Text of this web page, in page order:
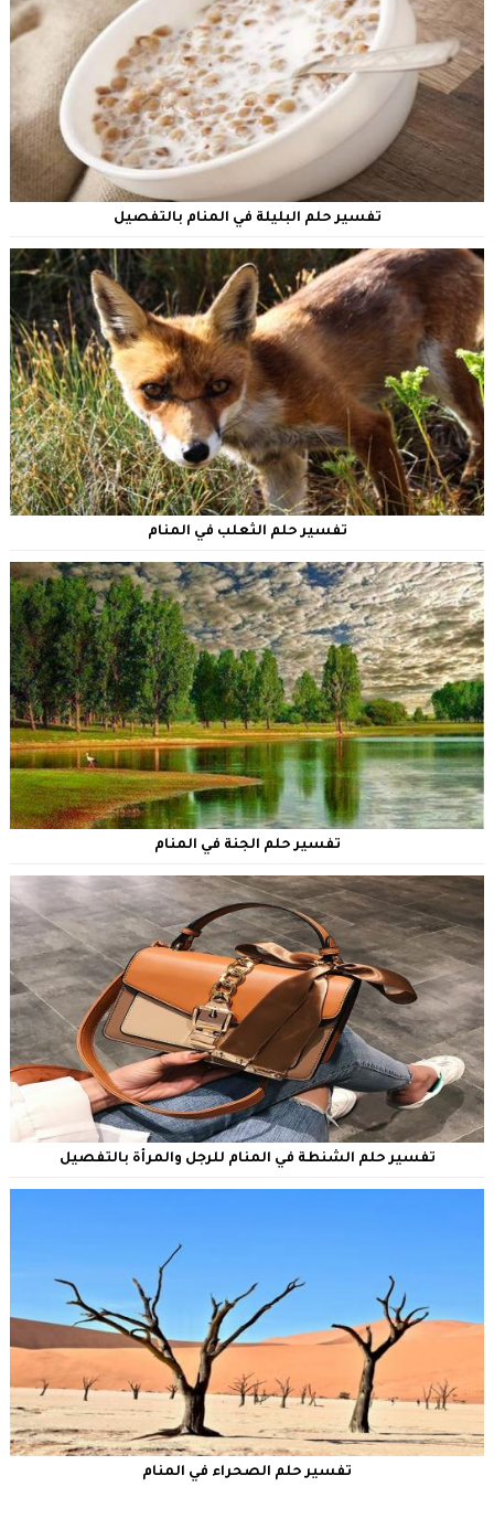
تفسير حلم البليلة في المنام بالتفصيل
تفسير حلم الثعلب في المنام
تفسير حلم الجنة في المنام
تفسير حلم الشنطة في المنام للرجل والمرأة بالتفصيل
تفسير حلم الصحراء في المنام